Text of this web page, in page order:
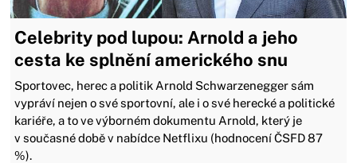
Celebrity pod lupou: Arnold a jeho
cesta ke splnění amerického snu
Sportovec, herec a politik Arnold Schwarzenegger sám
vypráví nejen o své sportovní, ale i o své herecké a politické
kariéře, a to ve výborném dokumentu Arnold, který je
v současné době v nabídce Netflixu (hodnocení ČSFD 87
%).